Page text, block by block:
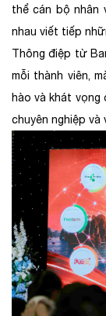
thể cán bộ nhân
nhau viết tiếp
Thông điệp từ
mỗi thành viên,
hào và khát vọng
chuyên nghiệp và